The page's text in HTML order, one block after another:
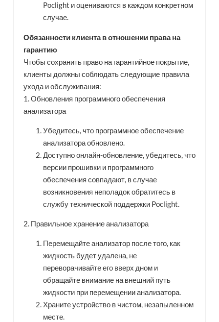
Poclight и оцениваются в каждом конкретном
случае.
Обязанности клиента в отношении права на
гарантию
Чтобы сохранить право на гарантийное покрытие,
клиенты должны соблюдать следующие правила
ухода и обслуживания:
1. Обновления программного обеспечения
анализатора
Убедитесь, что программное обеспечение
анализатора обновлено.
Доступно онлайн-обновление, убедитесь, что
версии прошивки и программного
обеспечения совпадают, в случае
возникновения неполадок обратитесь в
службу технической поддержки Poclight.
2. Правильное хранение анализатора
Перемещайте анализатор после того, как
жидкость будет удалена, не
переворачивайте его вверх дном и
обращайте внимание на внешний путь
жидкости при перемещении анализатора.
Храните устройство в чистом, незапыленном
месте.